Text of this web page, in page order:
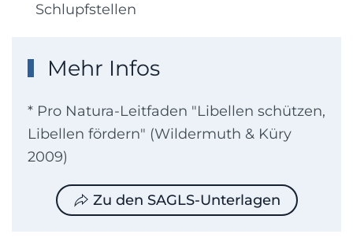
Schlupfstellen
Mehr Infos
* Pro Natura-Leitfaden "Libellen schützen,
Libellen fördern" (Wildermuth & Küry
2009)
Zu den SAGLS-Unterlagen